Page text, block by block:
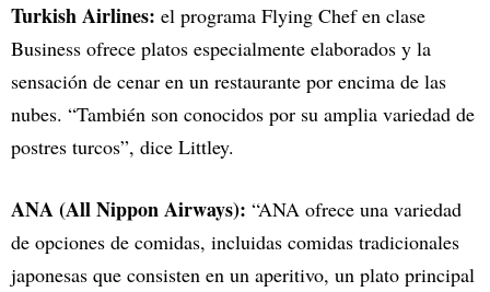
Turkish Airlines: el programa Flying Chef en clase
Business ofrece platos especialmente elaborados y la
sensación de cenar en un restaurante por encima de las
nubes. “También son conocidos por su amplia variedad de
postres turcos”, dice Littley.
ANA (All Nippon Airways): “ANA ofrece una variedad
de opciones de comidas, incluidas comidas tradicionales
japonesas que consisten en un aperitivo, un plato principal